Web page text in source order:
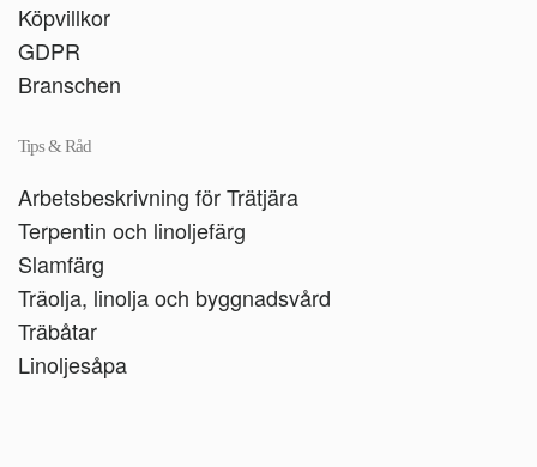
Köpvillkor
GDPR
Branschen
Tips & Råd
Arbetsbeskrivning för Trätjära
Terpentin och linoljefärg
Slamfärg
Träolja, linolja och byggnadsvård
Träbåtar
Linoljesåpa